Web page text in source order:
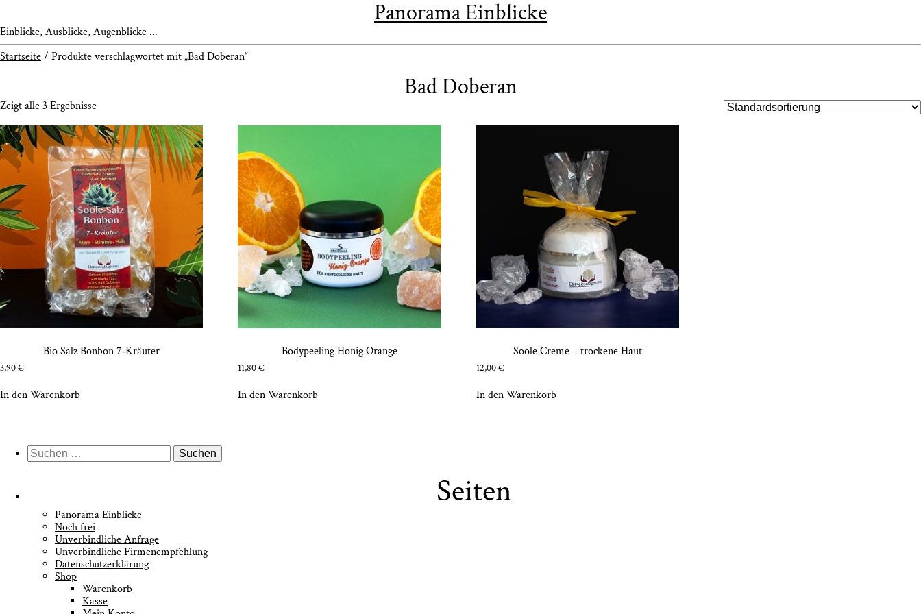
Panorama Einblicke
Einblicke, Ausblicke, Augenblicke ...
Startseite/ Produkte verschlagwortet mit „Bad Doberan“
Bad Doberan
Zeigt alle 3 Ergebnisse
Bio Salz Bon­bon 7‑Kräuter
3,90€
In den Warenkorb
Body­pee­ling Honig Orange
11,80€
In den Warenkorb
Soo­le Creme – tro­cke­ne Haut
12,00€
In den Warenkorb
Suche
nach:
Seiten
Pan­ora­ma Einblicke
Noch frei
Unver­bind­li­che Anfrage
Unver­bind­li­che Firmenempfehlung
Daten­schutz­er­klä­rung
Shop
Waren­korb
Kas­se